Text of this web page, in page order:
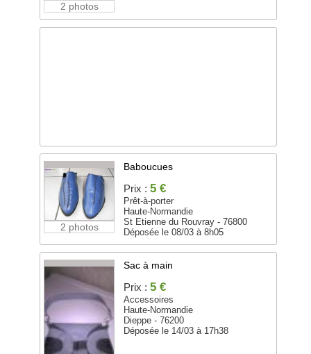
2 photos
2 photos
Baboucues
Prix : 5 €
Prêt-à-porter
Haute-Normandie
St Etienne du Rouvray - 76800
Déposée le 08/03 à 8h05
Sac à main
Prix : 5 €
Accessoires
Haute-Normandie
Dieppe - 76200
Déposée le 14/03 à 17h38